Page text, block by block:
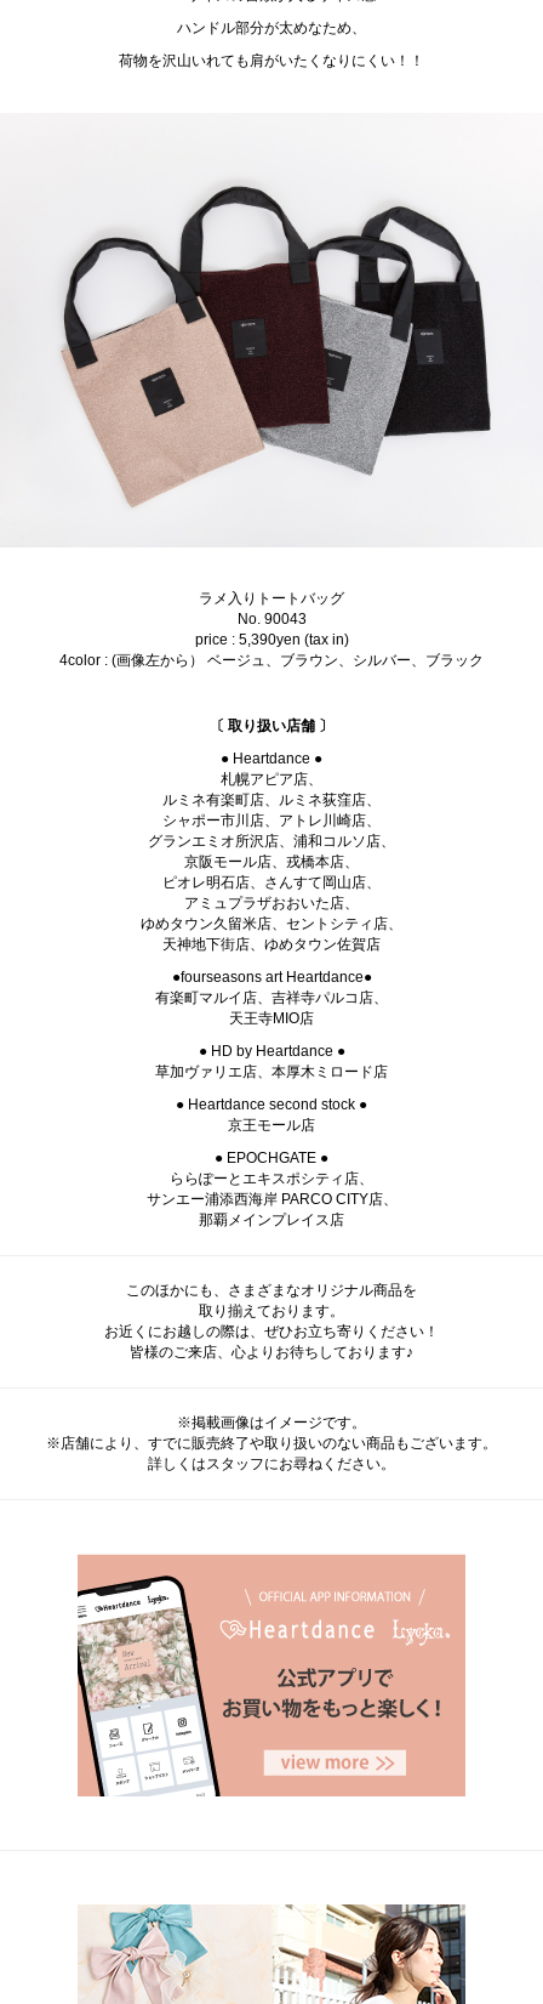
ハンドル部分が太めなため、
荷物を沢山いれても肩がいたくなりにくい！！
ラメ入りトートバッグ
No. 90043
price : 5,390yen (tax in)
4color : (画像左から） ベージュ、ブラウン、シルバー、ブラック
〔 取り扱い店舗 〕
● Heartdance ●
札幌アピア店、
ルミネ有楽町店、ルミネ荻窪店、
シャポー市川店、アトレ川崎店、
グランエミオ所沢店、浦和コルソ店、
京阪モール店、戎橋本店、
ピオレ明石店、さんすて岡山店、
アミュプラザおおいた店、
ゆめタウン久留米店、セントシティ店、
天神地下街店、ゆめタウン佐賀店
●fourseasons art Heartdance●
有楽町マルイ店、吉祥寺パルコ店、
天王寺MIO店
● HD by Heartdance ●
草加ヴァリエ店、本厚木ミロード店
● Heartdance second stock ●
京王モール店
● EPOCHGATE ●
ららぽーとエキスポシティ店、
サンエー浦添西海岸 PARCO CITY店、
那覇メインプレイス店
このほかにも、さまざまなオリジナル商品を
取り揃えております。
お近くにお越しの際は、ぜひお立ち寄りください！
皆様のご来店、心よりお待ちしております♪
※掲載画像はイメージです。
※店舗により、すでに販売終了や取り扱いのない商品もございます。
詳しくはスタッフにお尋ねください。